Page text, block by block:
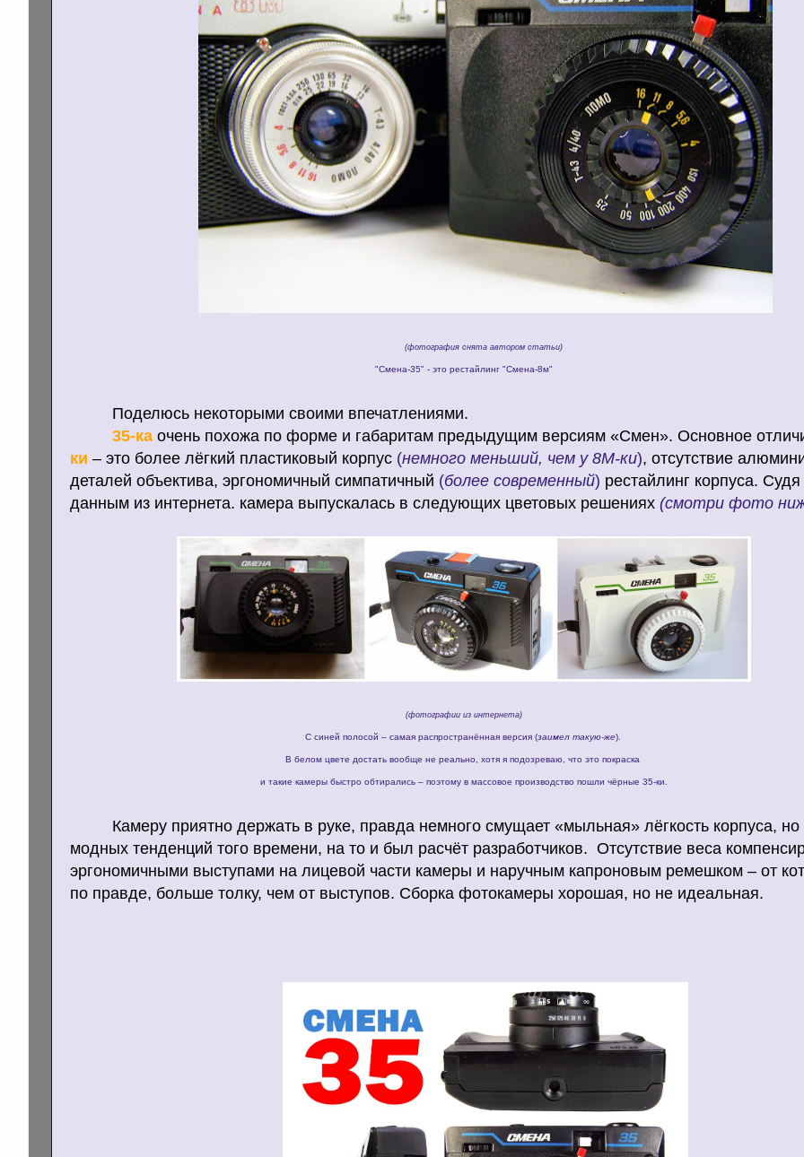
(фотография снята автором статьи)
"Смена-35" - это рестайлинг "Смена-8м"
Поделюсь некоторыми своими впечатлениями.
35-каочень похожа по форме и габаритам предыдущим версиям «Смен». Основное
ки – это более лёгкий пластиковый корпус (немного меньший, чем у 8М-ки), отсутствие
деталей объектива, эргономичный симпатичный (более современный) рестайлинг корпуса.
данным из интернета. камера выпускалась в следующих цветовых решениях (смотри фото
(фотографии из интернета)
С синей полосой – самая распространённая версия (заимел такую-же).
В белом цвете достать вообще не реально, хотя я подозреваю, что это покраска
и такие камеры быстро обтирались – поэтому в массовое производство пошли чёрные 35-ки.
Камеру приятно держать в руке, правда немного смущает «мыльная» лёгкость корпуса,
модных тенденций того времени, на то и был расчёт разработчиков. Отсутствие веса
эргономичными выступами на лицевой части камеры и наручным капроновым ремешком – от
по правде, больше толку, чем от выступов. Сборка фотокамеры хорошая, но не идеальная.